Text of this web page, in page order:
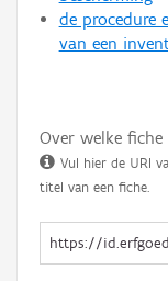
de procedure
van een
Over welke
Vul hier de URI
titel van een fiche.